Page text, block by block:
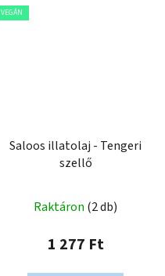
VEGÁN
Saloos illatolaj - Tengeri
szellő
Raktáron (2 db)
1 277 Ft